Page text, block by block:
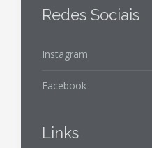
Redes Sociais
Instagram
Facebook
Links